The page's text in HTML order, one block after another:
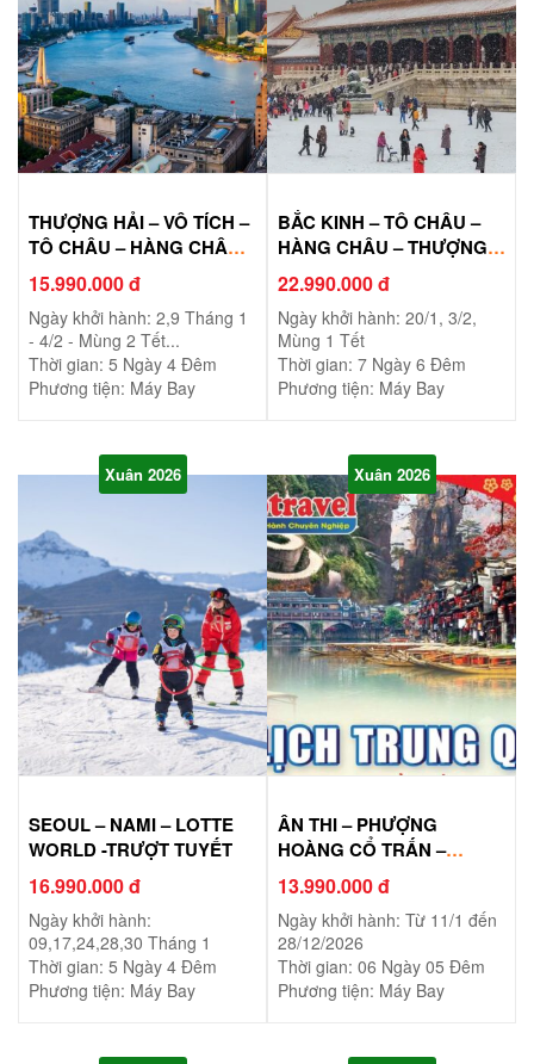
THƯỢNG HẢI – VÔ TÍCH –
TÔ CHÂU – HÀNG CHÂU –
Ô TRẤN
15.990.000 đ
Ngày khởi hành: 2,9 Tháng 1
- 4/2 - Mùng 2 Tết...
Thời gian: 5 Ngày 4 Đêm
Phương tiện: Máy Bay
BẮC KINH – TÔ CHÂU –
HÀNG CHÂU – THƯỢNG
HẢI
22.990.000 đ
Ngày khởi hành: 20/1, 3/2,
Mùng 1 Tết
Thời gian: 7 Ngày 6 Đêm
Phương tiện: Máy Bay
Xuân 2026
SEOUL – NAMI – LOTTE
WORLD -TRƯỢT TUYẾT
16.990.000 đ
Ngày khởi hành:
09,17,24,28,30 Tháng 1
Thời gian: 5 Ngày 4 Đêm
Phương tiện: Máy Bay
Xuân 2026
ÂN THI – PHƯỢNG
HOÀNG CỔ TRẤN –
TRƯƠNG GIA GIỚI
13.990.000 đ
Ngày khởi hành: Từ 11/1 đến
28/12/2026
Thời gian: 06 Ngày 05 Đêm
Phương tiện: Máy Bay